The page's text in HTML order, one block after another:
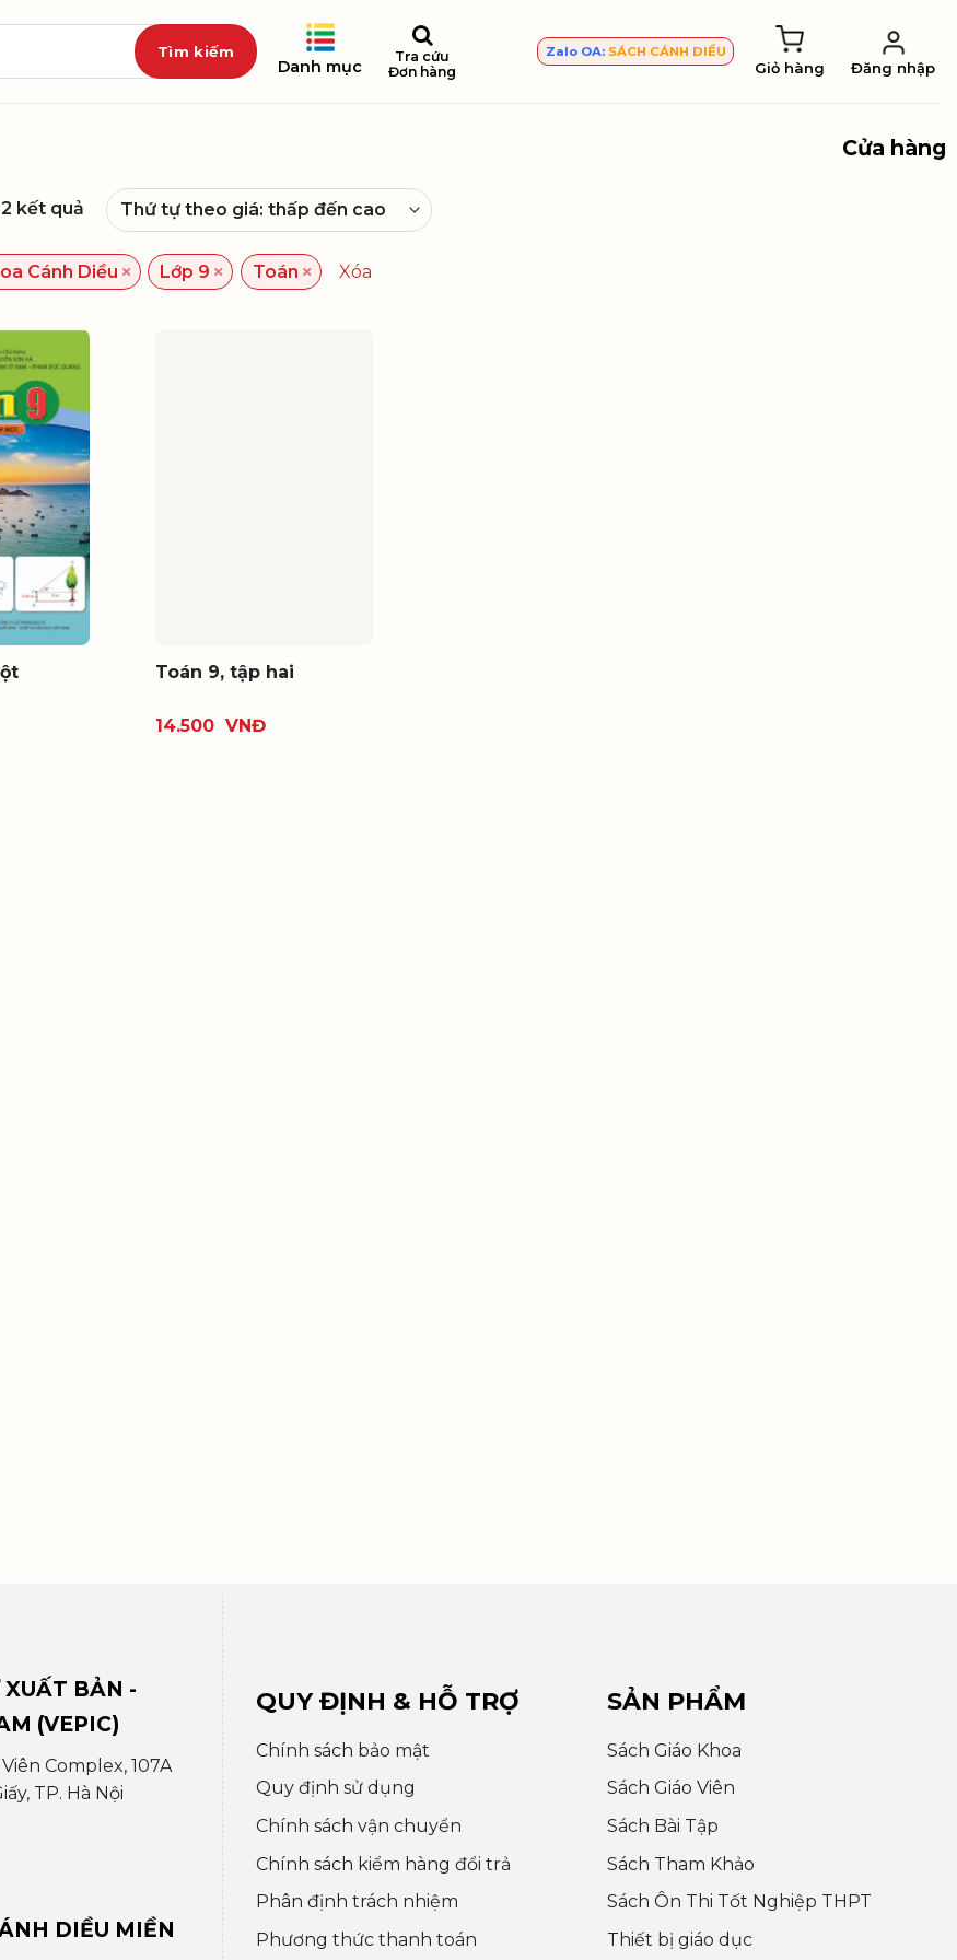
Danh mục
Tra cứu
Đơn hàng
Zalo OA: SÁCH CÁNH DIỀU
Giỏ hàng Đăng nhập
Cửa hàng
kết quả
Cánh Diều × Lớp 9 × Toán × Xóa
Toán 9, tập hai
14.500 VNĐ
BẢN -
(VEPIC)
Complex, 107A
TP. Hà Nội
DIỀU MIỀN
QUY ĐỊNH & HỖ TRỢ
Chính sách bảo mật
Quy định sử dụng
Chính sách vận chuyển
Chính sách kiểm hàng đổi trả
Phân định trách nhiệm
Phương thức thanh toán
SẢN PHẨM
Sách Giáo Khoa
Sách Giáo Viên
Sách Bài Tập
Sách Tham Khảo
Sách Ôn Thi Tốt Nghiệp THPT
Thiết bị giáo dục